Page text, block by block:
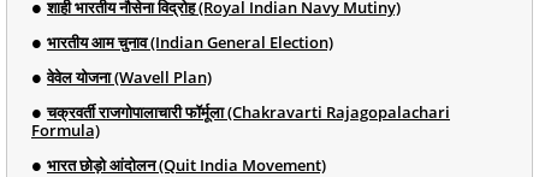
शाही भारतीय नौसेना विद्रोह (Royal Indian Navy Mutiny)
भारतीय आम चुनाव (Indian General Election)
वेवेल योजना (Wavell Plan)
चक्रवर्ती राजगोपालाचारी फॉर्मूला (Chakravarti Rajagopalachari
Formula)
भारत छोड़ो आंदोलन (Quit India Movement)